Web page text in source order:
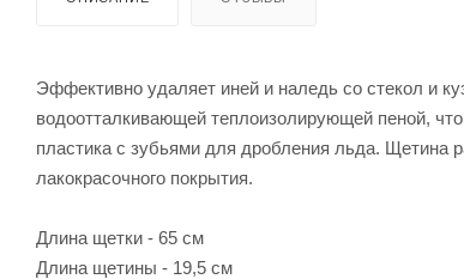
Эффективно удаляет иней и наледь со стекол и
водоотталкивающей теплоизолирующей пеной,
пластика с зубьями для дробления льда. Щетина
лакокрасочного покрытия.
Длина щетки - 65 см
Длина щетины - 19,5 см